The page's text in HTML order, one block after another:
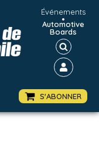
Événements
•
Automotive
Boards
S'ABONNER